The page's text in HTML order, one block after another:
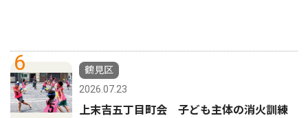
6
鶴見区
2026.07.23
上末吉五丁目町会 子ども主体の消火訓練